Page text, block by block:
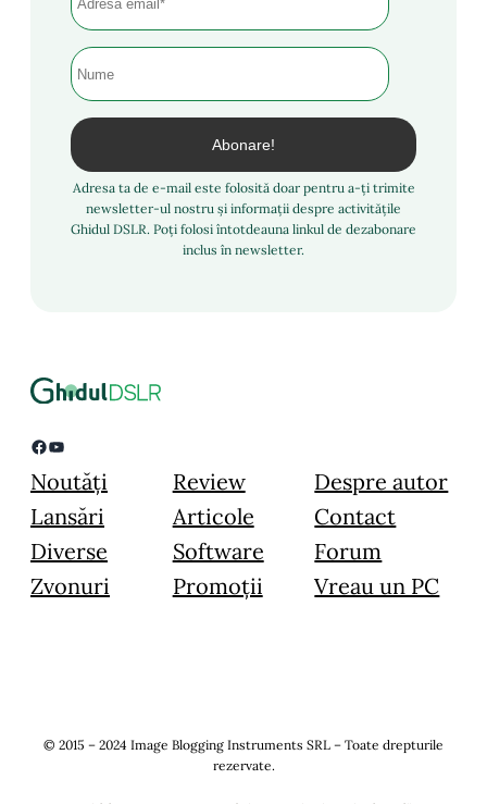
Adresa ta de e-mail este folosită doar pentru a-ți trimite
newsletter-ul nostru și informații despre activitățile
Ghidul DSLR. Poți folosi întotdeauna linkul de dezabonare
inclus în newsletter.
Facebook YouTube
Noutăți
Lansări
Diverse
Zvonuri
Review
Articole
Software
Promoții
Despre autor
Contact
Forum
Vreau un PC
© 2015 – 2024 Image Blogging Instruments SRL – Toate drepturile
rezervate.